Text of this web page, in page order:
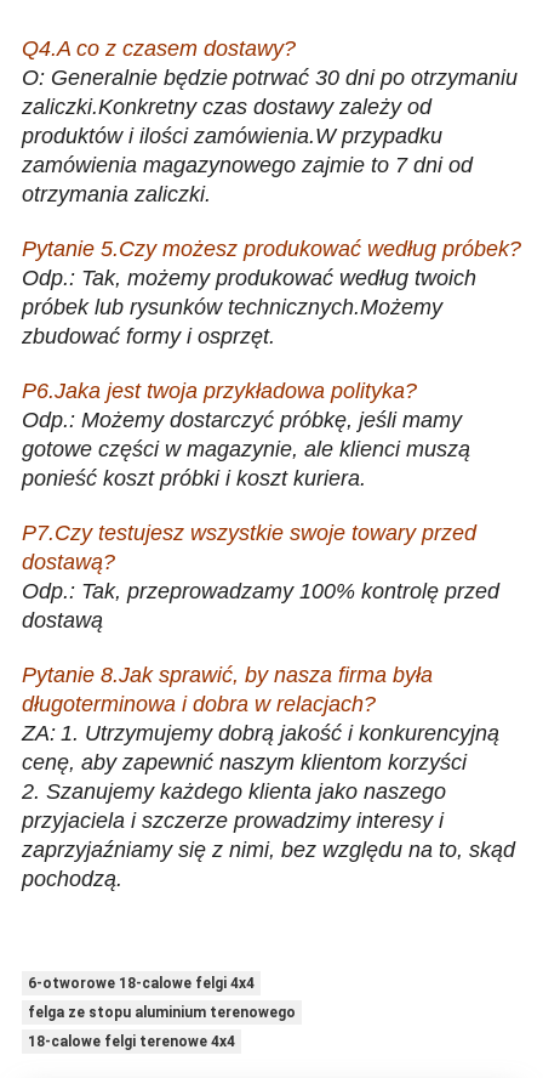
Q4.A co z czasem dostawy?
O: Generalnie będzie potrwać 30 dni po otrzymaniu
zaliczki.Konkretny czas dostawy zależy od
produktów i ilości zamówienia.W przypadku
zamówienia magazynowego zajmie to 7 dni od
otrzymania zaliczki.
Pytanie 5.Czy możesz produkować według próbek?
Odp.: Tak, możemy produkować według twoich
próbek lub rysunków technicznych.Możemy
zbudować formy i osprzęt.
P6.Jaka jest twoja przykładowa polityka?
Odp.: Możemy dostarczyć próbkę, jeśli mamy
gotowe części w magazynie, ale klienci muszą
ponieść koszt próbki i koszt kuriera.
P7.Czy testujesz wszystkie swoje towary przed
dostawą?
Odp.: Tak, przeprowadzamy 100% kontrolę przed
dostawą
Pytanie 8.Jak sprawić, by nasza firma była
długoterminowa i dobra w relacjach?
ZA: 1. Utrzymujemy dobrą jakość i konkurencyjną
cenę, aby zapewnić naszym klientom korzyści
2. Szanujemy każdego klienta jako naszego
przyjaciela i szczerze prowadzimy interesy i
zaprzyjaźniamy się z nimi, bez względu na to, skąd
pochodzą.
6-otworowe 18-calowe felgi 4x4
felga ze stopu aluminium terenowego
18-calowe felgi terenowe 4x4